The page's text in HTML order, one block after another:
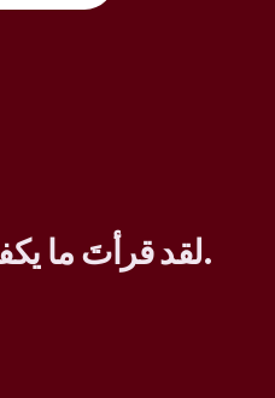
لقد قرأتَ ما يكفي. اذهب واكتشف.